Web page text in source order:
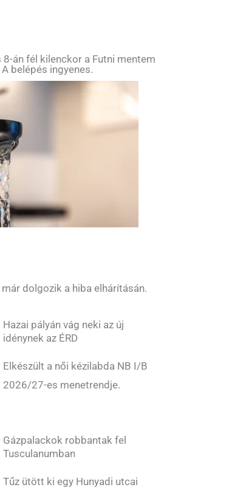
án fél kilenckor a Futni mentem
belépés ingyenes.
dolgozik a hiba elhárításán.
Hazai pályán vág neki az új
idénynek az ÉRD
Elkészült a női kézilabda NB I/B
2026/27-es menetrendje.
Gázpalackok robbantak fel
Tusculanumban
Tűz ütött ki egy Hunyadi utcai